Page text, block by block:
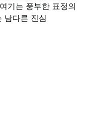
기는 풍부한 표정의
남다른 진심